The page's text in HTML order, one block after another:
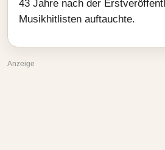
43 Jahre nach der
Musikhitlisten auftauchte.
Anzeige